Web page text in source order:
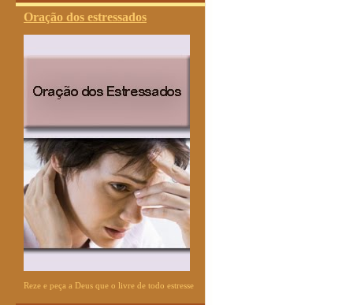
Oração dos estressados
Reze e peça a Deus que o livre de todo estresse